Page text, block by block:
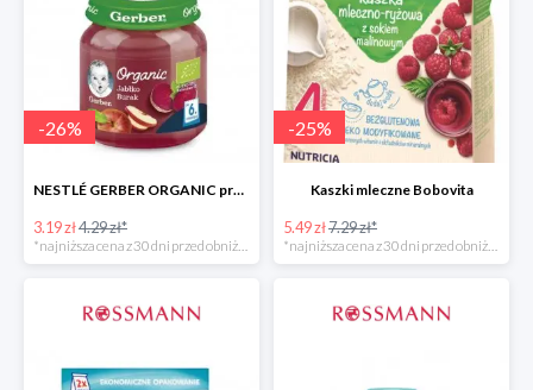
-26%
NESTLÉ GERBER ORGANIC przeciery i deserki owocowe
3.19 zł4.29 zł*
-25%
Kaszki mleczne Bobovita
5.49 zł7.29 zł*